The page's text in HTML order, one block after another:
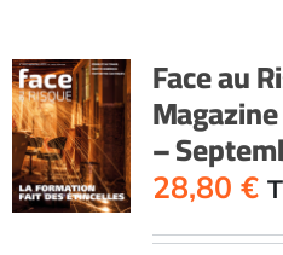
Face au
–
28,80 €